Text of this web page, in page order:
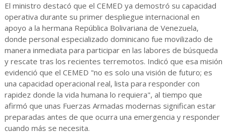
El ministro destacó que el CEMED ya demostró su capacidad
operativa durante su primer despliegue internacional en
apoyo a la hermana República Bolivariana de Venezuela,
donde personal especializado dominicano fue movilizado de
manera inmediata para participar en las labores de búsqueda
y rescate tras los recientes terremotos. Indicó que esa misión
evidenció que el CEMED "no es solo una visión de futuro; es
una capacidad operacional real, lista para responder con
rapidez donde la vida humana lo requiera", al tiempo que
afirmó que unas Fuerzas Armadas modernas significan estar
preparadas antes de que ocurra una emergencia y responder
cuando más se necesita.